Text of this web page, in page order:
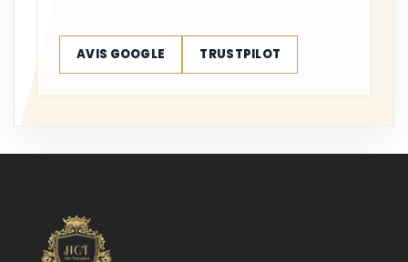
AVIS GOOGLE TRUSTPILOT